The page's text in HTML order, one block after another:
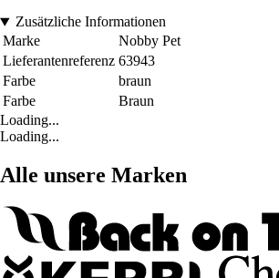
Zusätzliche Informationen
Marke
Nobby Pet
Lieferantenreferenz 63943
Farbe
braun
Farbe
Braun
Loading...
Loading...
Alle unsere Marken